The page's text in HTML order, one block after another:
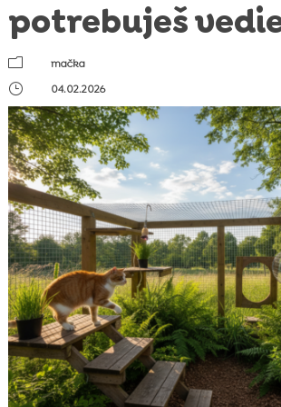
potrebuješ
m
mačka
}
04.02.2026